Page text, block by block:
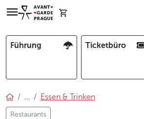
Führung Ticketbüro
… Essen & Trinken
Restaurants